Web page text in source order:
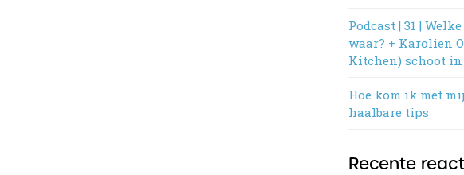
Podcast | 31 |
waar? + Karolien
Kitchen) schoot in
Hoe kom ik met
haalbare tips
Recente